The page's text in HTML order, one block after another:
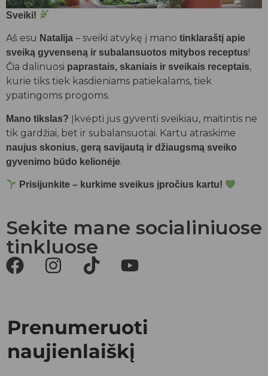
Sveiki!
Aš esu Natalija – sveiki atvykę į mano tinklaraštį apie
sveiką gyvenseną ir subalansuotos mitybos receptus!
Čia dalinuosi paprastais, skaniais ir sveikais receptais,
kurie tiks tiek kasdieniams patiekalams, tiek
ypatingoms progoms.
Mano tikslas? Įkvėpti jus gyventi sveikiau, maitintis ne
tik gardžiai, bet ir subalansuotai. Kartu atraskime
naujus skonius, gerą savijautą ir džiaugsmą sveiko
gyvenimo būdo kelionėje.
Prisijunkite – kurkime sveikus įpročius kartu!
Sekite mane socialiniuose
tinkluose
Prenumeruoti
naujienlaiškį